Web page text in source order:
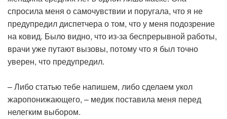
спросила меня о самочувствии и поругала, что я не
предупредил диспетчера о том, что у меня подозрение
на ковид. Было видно, что из-за беспрерывной работы,
врачи уже путают вызовы, потому что я был точно
уверен, что предупредил.
– Либо статью тебе напишем, либо сделаем укол
жаропонижающего, – медик поставила меня перед
нелегким выбором.